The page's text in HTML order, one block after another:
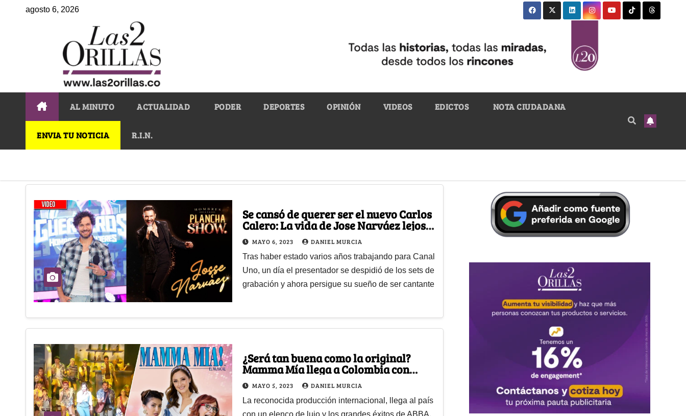
agosto 6, 2026
AL MINUTO ACTUALIDAD PODER DEPORTES OPINIÓN VIDEOS EDICTOS NOTA CIUDADANA
ENVIA TU NOTICIA R.I.N.
Se cansó de querer ser el nuevo Carlos
Calero: La vida de Jose Narváez lejos
de la televisión
MAYO 6, 2023 DANIEL MURCIA
Tras haber estado varios años trabajando para Canal
Uno, un día el presentador se despidió de los sets de
grabación y ahora persigue su sueño de ser cantante
¿Será tan buena como la original?
Mamma Mía llega a Colombia con
puro sabor criollo
MAYO 5, 2023 DANIEL MURCIA
La reconocida producción internacional, llega al país
con un elenco de lujo y los grandes éxitos de ABBA.